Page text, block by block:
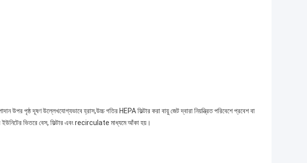
উপর পৃষ্ঠ দূষণ উল্লেখযোগ্যভাবে হ্রাস,উচ্চ গতির HEPA ফিল্টার করা বায়ু জেট দ্বারা নিয়ন্ত্রিত পরিবেশে প্রবেশ বা
ভিতরে বেস, ফিল্টার এবং recirculate মাধ্যমে আঁকা হয়।